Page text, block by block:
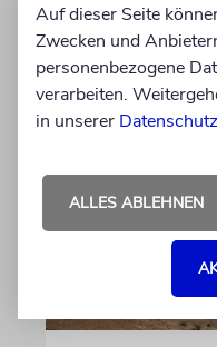
von Felix
07.08.2026
Auf dieser Seite
Zwecken und
personenbezogene
verarbeiten.
in unserer
ALLES ABLEHNEN